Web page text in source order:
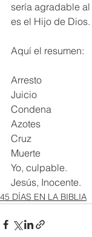
sería agradable
es el Hijo de Dios.
Aquí el resumen:
Arresto
Juicio
Condena
Azotes
Cruz
Muerte
Yo, culpable.
Jesús, Inocente.
45 DÍAS EN LA BIBLIA